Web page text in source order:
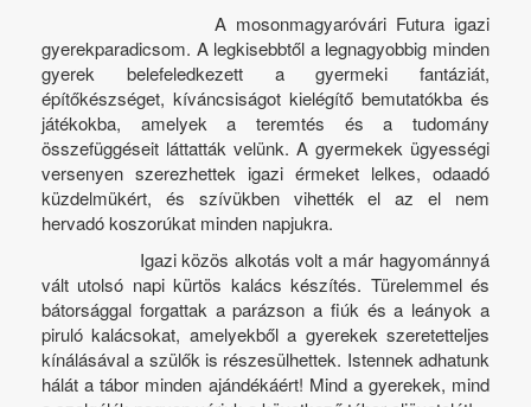
A mosonmagyaróvári Futura igazi
gyerekparadicsom. A legkisebbtől a legnagyobbig minden
gyerek belefeledkezett a gyermeki fantáziát,
építőkészséget, kíváncsiságot kielégítő bemutatókba és
játékokba, amelyek a teremtés és a tudomány
összefüggéseit láttatták velünk. A gyermekek ügyességi
versenyen szerezhettek igazi érmeket lelkes, odaadó
küzdelmükért, és szívükben vihették el az el nem
hervadó koszorúkat minden napjukra.
Igazi közös alkotás volt a már hagyománnyá
vált utolsó napi kürtös kalács készítés. Türelemmel és
bátorsággal forgattak a parázson a fiúk és a leányok a
piruló kalácsokat, amelyekből a gyerekek szeretetteljes
kínálásával a szülők is részesülhettek. Istennek adhatunk
hálát a tábor minden ajándékáért! Mind a gyerekek, mind